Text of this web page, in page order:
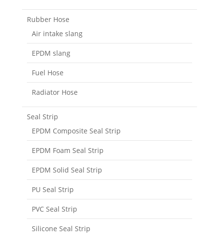
Rubber Hose
Air intake slang
EPDM slang
Fuel Hose
Radiator Hose
Seal Strip
EPDM Composite Seal Strip
EPDM Foam Seal Strip
EPDM Solid Seal Strip
PU Seal Strip
PVC Seal Strip
Silicone Seal Strip